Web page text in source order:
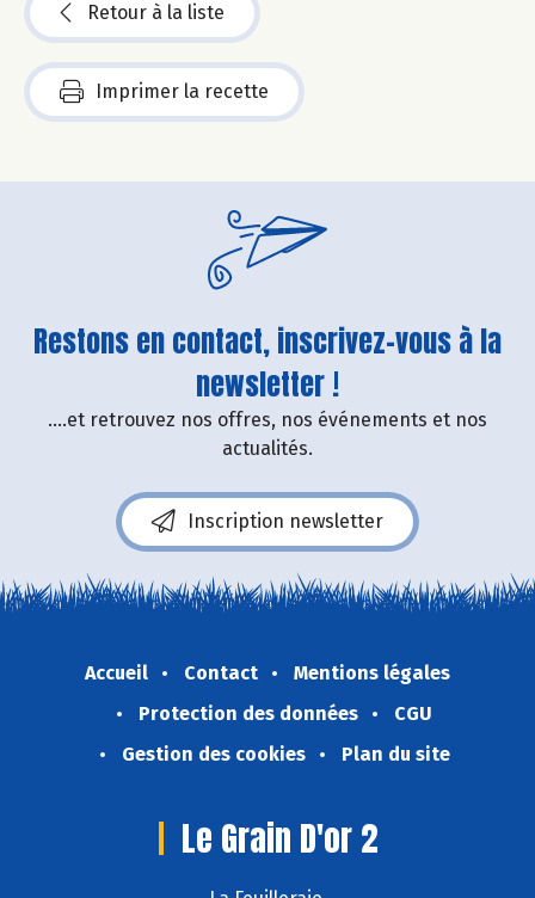
Retour à la liste
Imprimer la recette
Restons en contact, inscrivez-vous à la
newsletter !
....et retrouvez nos offres, nos événements et nos
actualités.
Inscription newsletter
Accueil Contact
Mentions légales
Protection des données
CGU
Gestion des cookies
Plan du site
Le Grain D'or 2